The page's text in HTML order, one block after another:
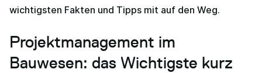
wichtigsten Fakten und Tipps mit auf den Weg.
Projektmanagement im
Bauwesen: das Wichtigste kurz